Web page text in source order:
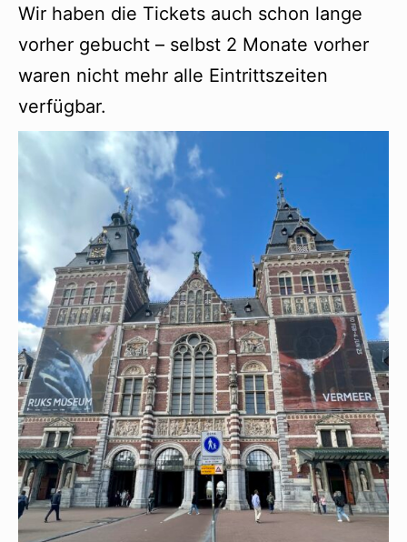
Wir haben die Tickets auch schon lange
vorher gebucht – selbst 2 Monate vorher
waren nicht mehr alle Eintrittszeiten
verfügbar.